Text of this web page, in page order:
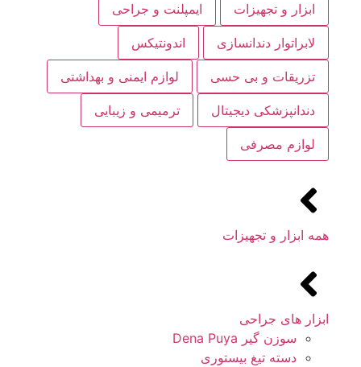
ابزار و تجهیزات ایمپلنت و جراحی
لابراتوار دندانسازی اندونتیکس
تزریقات و بی حسی لوازم ایمنی و بهداشتی
دندانپزشکی دیجیتال ترمیمی و زیبایی
لوازم مصرفی
همه ابزار و تجهیزات
ابزار های جراحی
سوزن گیر Dena Puya
دسته تیغ بیستوری